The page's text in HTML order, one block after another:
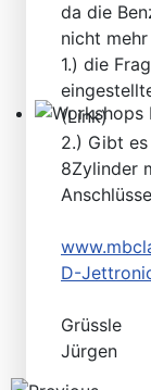
Workshops
da die
nicht
1.) die
(Link)
2.) Gibt
8Zylinder
D-
Grüssle
Jürgen